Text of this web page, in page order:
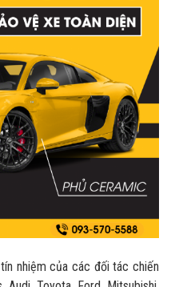
nhiệm của các đối tác chiến